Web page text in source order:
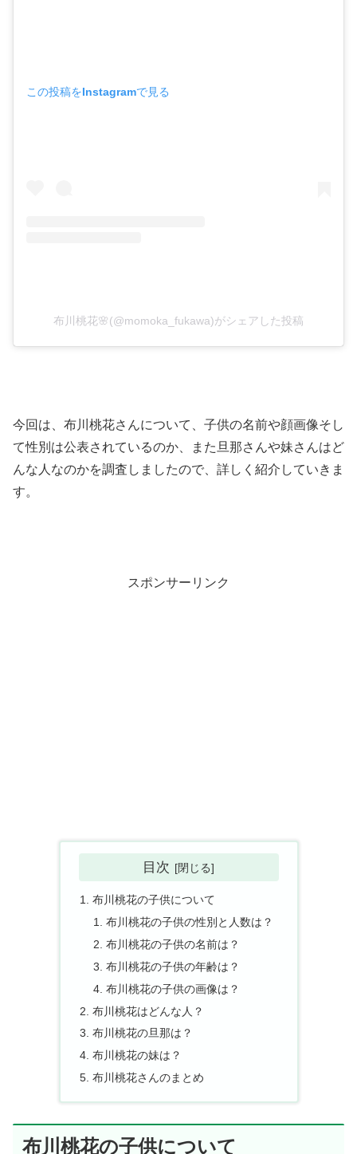
この投稿をInstagramで見る
布川桃花🌸(@momoka_fukawa)がシェアした投稿
今回は、布川桃花さんについて、子供の名前や顔画像そし
て性別は公表されているのか、また旦那さんや妹さんはど
んな人なのかを調査しましたので、詳しく紹介していきま
す。
スポンサーリンク
目次
布川桃花の子供について
布川桃花の子供の性別と人数は？
布川桃花の子供の名前は？
布川桃花の子供の年齢は？
布川桃花の子供の画像は？
布川桃花はどんな人？
布川桃花の旦那は？
布川桃花の妹は？
布川桃花さんのまとめ
布川桃花の子供について